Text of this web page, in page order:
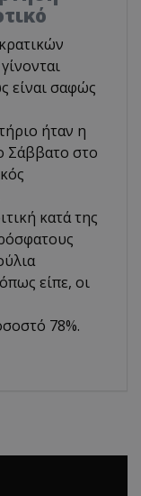
είναι σαφώς
ήταν η
Σάββατο στο
κατά της
είπε, οι
78%.